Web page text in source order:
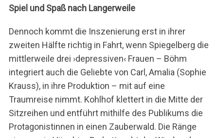
Spiel und Spaß nach Langerweile
Dennoch kommt die Inszenierung erst in ihrer
zweiten Hälfte richtig in Fahrt, wenn Spiegelberg die
mittlerweile drei ›depressiven‹ Frauen – Böhm
integriert auch die Geliebte von Carl, Amalia (Sophie
Krauss), in ihre Produktion – mit auf eine
Traumreise nimmt. Kohlhof klettert in die Mitte der
Sitzreihen und entführt mithilfe des Publikums die
Protagonistinnen in einen Zauberwald. Die Ränge